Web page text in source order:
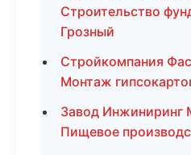
Строительство
Грозный
Стройкомпания
Монтаж
Завод Инжиниринг
Пищевое